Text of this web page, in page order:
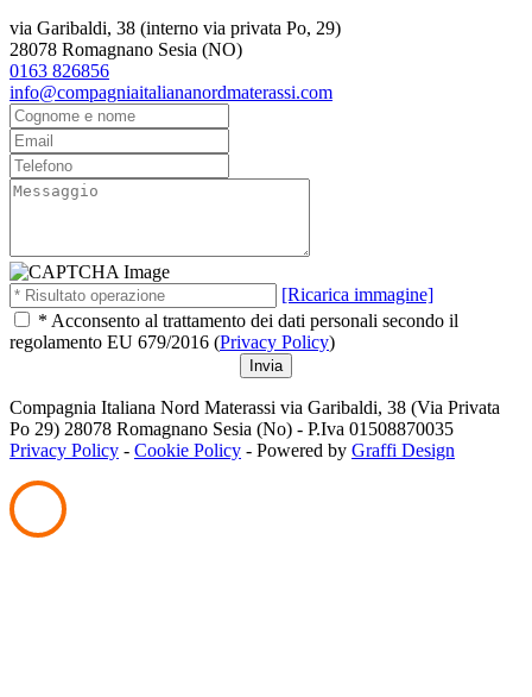
via Garibaldi, 38 (interno via privata Po, 29)
28078 Romagnano Sesia (NO)
0163 826856
info@compagniaitaliananordmaterassi.com
[Ricarica immagine]
* Acconsento al trattamento dei dati personali secondo il
regolamento EU 679/2016 (Privacy Policy)
Compagnia Italiana Nord Materassi via Garibaldi, 38 (Via Privata
Po 29) 28078 Romagnano Sesia (No) - P.Iva 01508870035
Privacy Policy - Cookie Policy - Powered by Graffi Design